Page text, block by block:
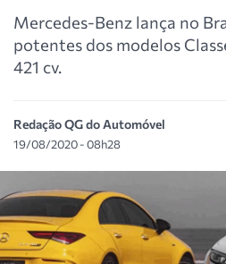
Mercedes-Benz lança no
potentes dos modelos
421 cv.
Redação QG do Automóvel
19/08/2020 - 08h28